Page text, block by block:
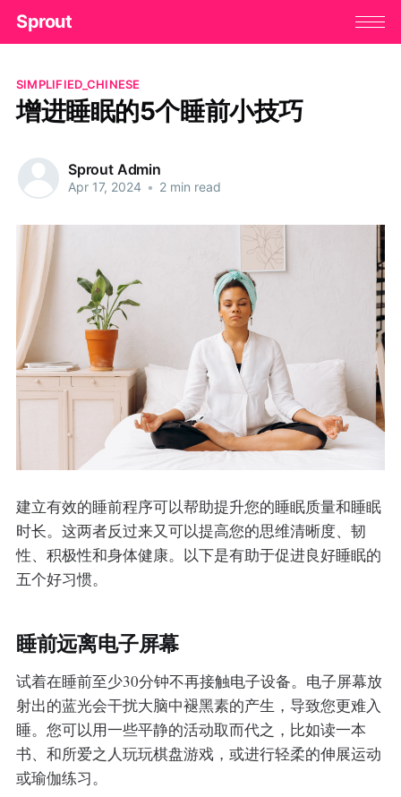
Sprout
SIMPLIFIED_CHINESE
增进睡眠的5个睡前小技巧
Sprout Admin
Apr 17, 2024 • 2 min read
建立有效的睡前程序可以帮助提升您的睡眠质量和睡眠
时长。这两者反过来又可以提高您的思维清晰度、韧
性、积极性和身体健康。以下是有助于促进良好睡眠的
五个好习惯。
睡前远离电子屏幕
试着在睡前至少30分钟不再接触电子设备。电子屏幕放
射出的蓝光会干扰大脑中褪黑素的产生，导致您更难入
睡。您可以用一些平静的活动取而代之，比如读一本
书、和所爱之人玩玩棋盘游戏，或进行轻柔的伸展运动
或瑜伽练习。